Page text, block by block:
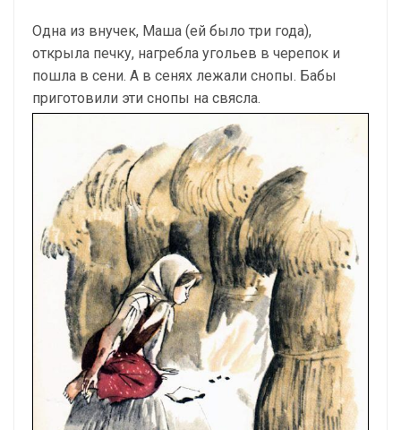
Одна из внучек, Маша (ей было три года),
открыла печку, нагребла угольев в черепок и
пошла в сени. А в сенях лежали снопы. Бабы
приготовили эти снопы на свясла.